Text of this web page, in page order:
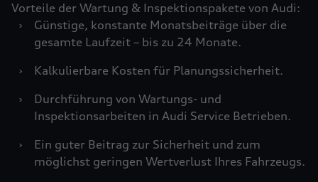
Vorteile der Wartung & Inspektionspakete von Audi:
›
Günstige, konstante Monatsbeiträge über die
gesamte Laufzeit – bis zu 24 Monate.
›
Kalkulierbare Kosten für Planungssicherheit.
›
Durchführung von Wartungs- und
Inspektionsarbeiten in Audi Service Betrieben.
›
Ein guter Beitrag zur Sicherheit und zum
möglichst geringen Wertverlust Ihres Fahrzeugs.